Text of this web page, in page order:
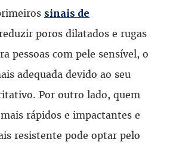
sinais de
poros dilatados e rugas
pessoas com pele sensível, o
adequada devido ao seu
Por outro lado, quem
rápidos e impactantes e
resistente pode optar pelo